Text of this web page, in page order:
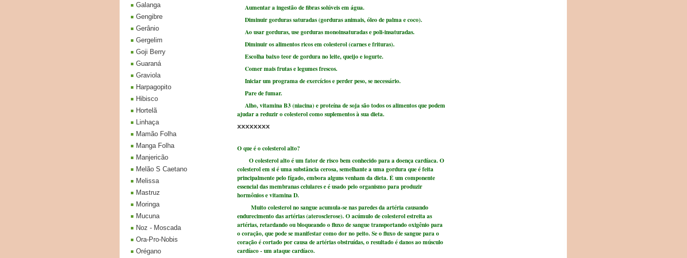
Aumentar a ingestão de fibras solúveis em água.
Diminuir gorduras saturadas (gorduras animais, óleo de palma e coco).
Ao usar gorduras, use gorduras monoinsaturadas e poli-insaturadas.
Diminuir os alimentos ricos em colesterol (carnes e frituras).
Escolha baixo teor de gordura no leite, queijo e iogurte.
Comer mais frutas e legumes frescos.
Iniciar um programa de exercícios e perder peso, se necessário.
Pare de fumar.
Alho, vitamina B3 (niacina) e proteína de soja são todos os alimentos que podem
ajudar a reduzir o colesterol como suplementos à sua dieta.
xxxxxxxx
O que é o colesterol alto?
O colesterol alto é um fator de risco bem conhecido para a doença cardíaca. O
colesterol em si é uma substância cerosa, semelhante a uma gordura que é feita
principalmente pelo fígado, embora alguns venham da dieta. É um componente
essencial das membranas celulares e é usado pelo organismo para produzir
hormônios e vitamina D.
Muito colesterol no sangue acumula-se nas paredes da artéria causando
endurecimento das artérias (aterosclerose). O acúmulo de colesterol estreita as
artérias, retardando ou bloqueando o fluxo de sangue transportando oxigênio para
o coração, que pode se manifestar como dor no peito. Se o fluxo de sangue para o
coração é cortado por causa de artérias obstruídas, o resultado é danos ao músculo
cardíaco - um ataque cardíaco.
Galanga
Gengibre
Gerânio
Gergelim
Goji Berry
Guaraná
Graviola
Harpagopito
Hibisco
Hortelã
Linhaça
Mamão Folha
Manga Folha
Manjericão
Melão S Caetano
Melissa
Mastruz
Moringa
Mucuna
Noz - Moscada
Ora-Pro-Nobis
Orégano